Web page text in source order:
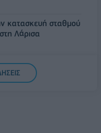
κατασκευή σταθμού
Λάρισα